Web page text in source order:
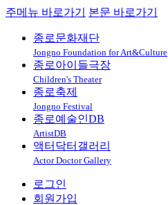
주메뉴 바로가기 본문 바로가기
종로문화재단
Jongno Foundation for Art&Culture
종로아이들극장
Children's Theater
종로축제
Jongno Festival
종로예술인DB
ArtistDB
액터닥터갤러리
Actor Doctor Gallery
로그인
회원가입